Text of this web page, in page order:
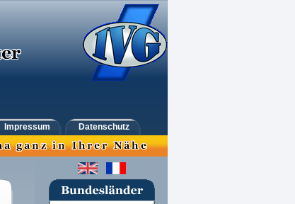
Impressum Datenschutz